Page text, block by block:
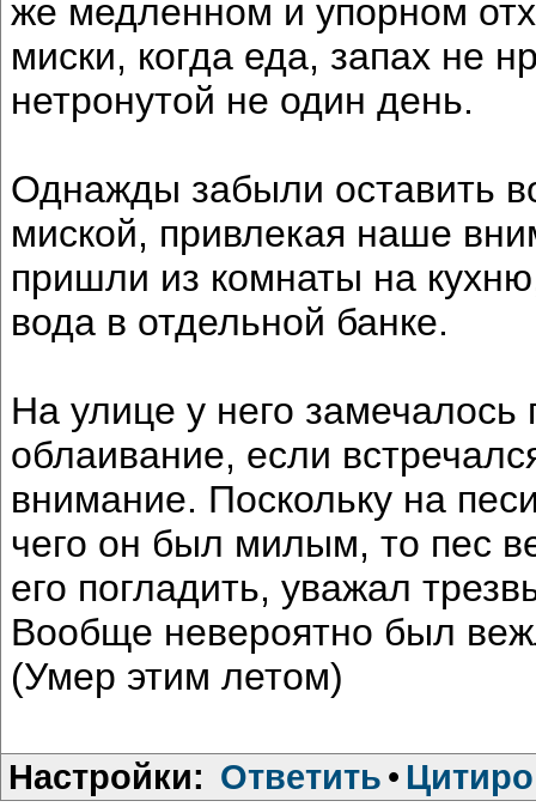
же медленном и упорном
миски, когда еда, запах не
нетронутой не один день.
Однажды забыли оставить
миской, привлекая наше
пришли из комнаты на
вода в отдельной банке.
На улице у него замечалось
облаивание, если
внимание. Поскольку на
чего он был милым, то пес
его погладить, уважал
Вообще невероятно был
(Умер этим летом)
Настройки: Ответить •